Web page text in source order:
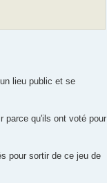
lieu public et se
parce qu'ils ont voté pour
pour sortir de ce jeu de